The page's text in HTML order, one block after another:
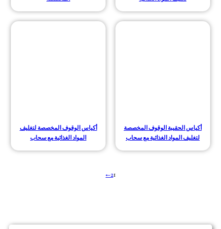
أكياس الحقيبة الوقوف المخصصة
لتغليف المواد الغذائية مع سحاب
أكياس الوقوف المخصصة لتغليف
المواد الغذائية مع سحاب
1
2
→